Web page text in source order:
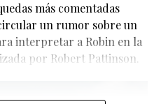
más comentadas
un rumor sobre un
interpretar a Robin en la
por Robert Pattinson.